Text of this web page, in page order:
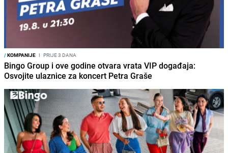
/KOMPANIJE I PRIJE 3 DANA
Bingo Group i ove godine otvara vrata VIP događaja:
Osvojite ulaznice za koncert Petra Graše